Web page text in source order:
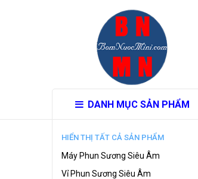
DANH MỤC SẢN PHẨM
HIỂN THỊ TẤT CẢ SẢN PHẨM
Máy Phun Sương Siêu Âm
Vỉ Phun Sương Siêu Âm